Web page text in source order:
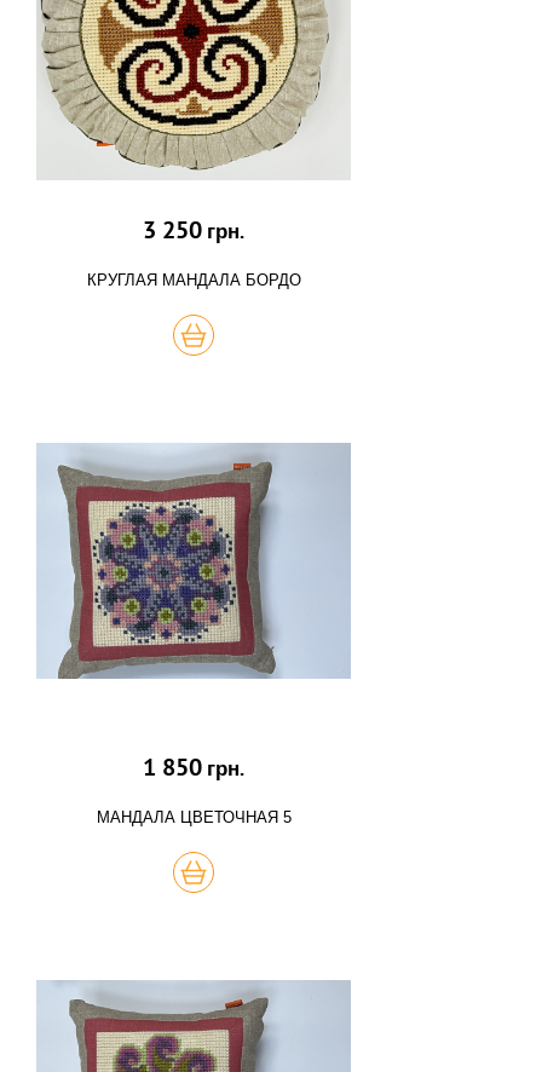
3 250 грн.
КРУГЛАЯ МАНДАЛА БОРДО
КУПИТЬ
1 850 грн.
МАНДАЛА ЦВЕТОЧНАЯ 5
КУПИТЬ